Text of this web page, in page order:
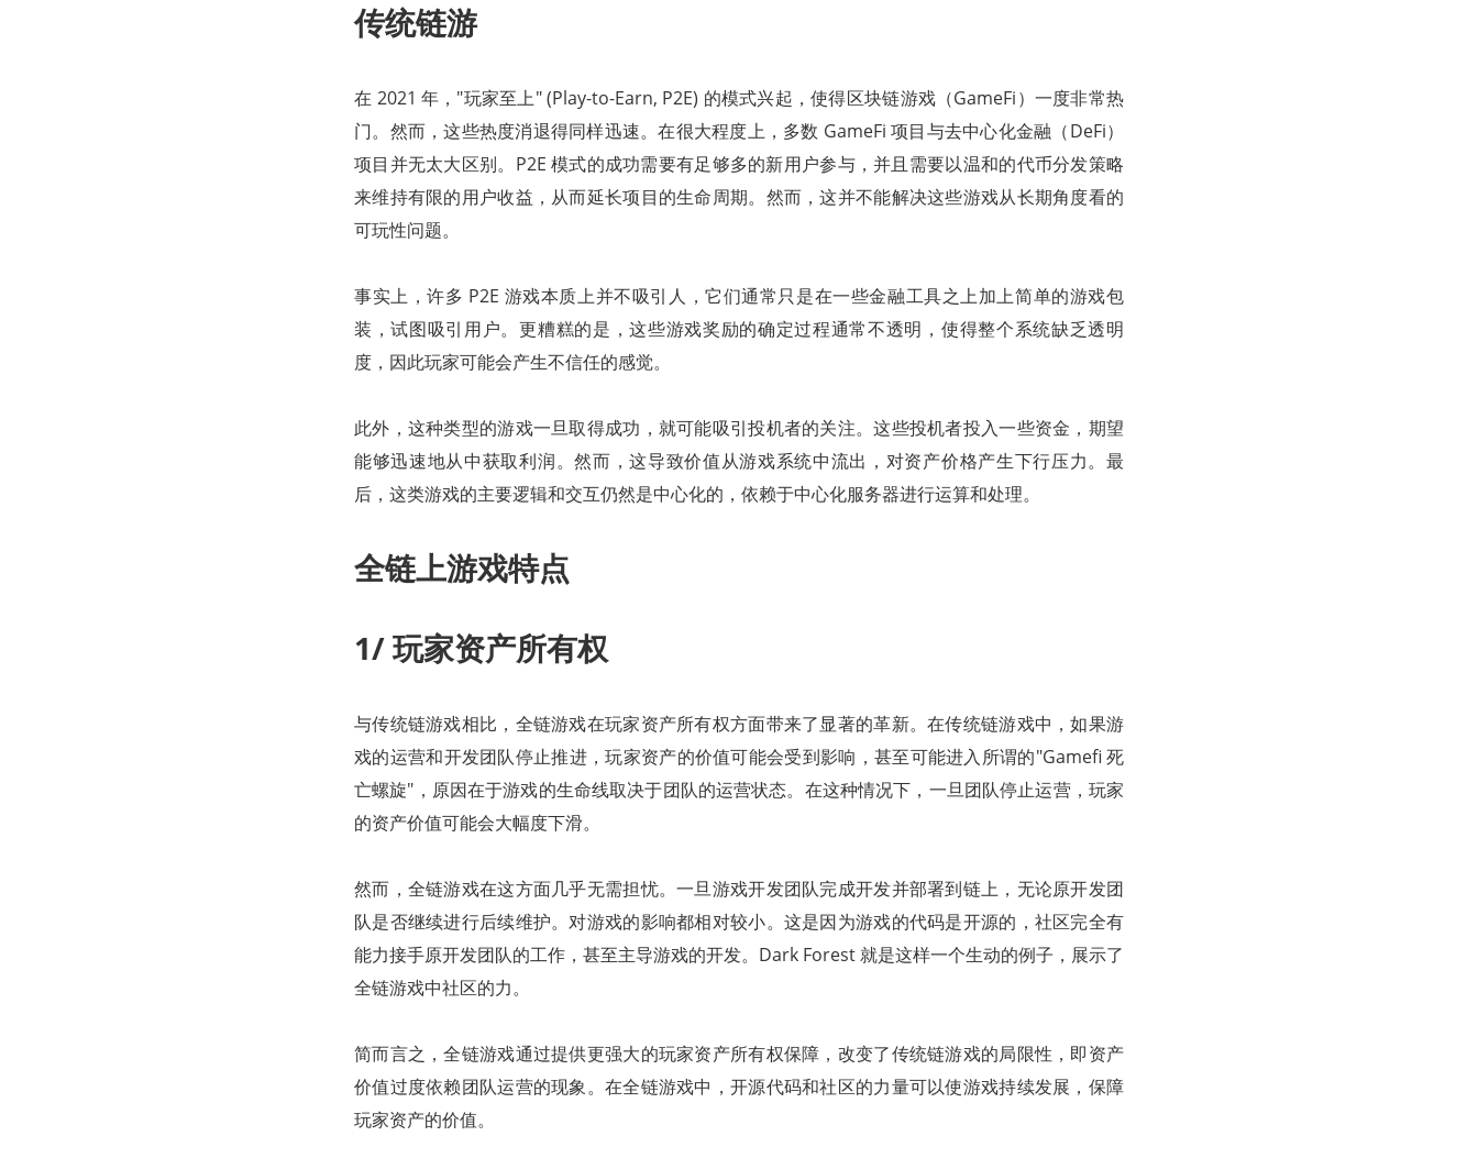
传统链游
在 2021 年，"玩家至上" (Play-to-Earn, P2E) 的模式兴起，使得区块链游戏（GameFi）一度非常热
门。然而，这些热度消退得同样迅速。在很大程度上，多数 GameFi 项目与去中心化金融（DeFi）
项目并无太大区别。P2E 模式的成功需要有足够多的新用户参与，并且需要以温和的代币分发策略
来维持有限的用户收益，从而延长项目的生命周期。然而，这并不能解决这些游戏从长期角度看的
可玩性问题。
事实上，许多 P2E 游戏本质上并不吸引人，它们通常只是在一些金融工具之上加上简单的游戏包
装，试图吸引用户。更糟糕的是，这些游戏奖励的确定过程通常不透明，使得整个系统缺乏透明
度，因此玩家可能会产生不信任的感觉。
此外，这种类型的游戏一旦取得成功，就可能吸引投机者的关注。这些投机者投入一些资金，期望
能够迅速地从中获取利润。然而，这导致价值从游戏系统中流出，对资产价格产生下行压力。最
后，这类游戏的主要逻辑和交互仍然是中心化的，依赖于中心化服务器进行运算和处理。
全链上游戏特点
1/ 玩家资产所有权
与传统链游戏相比，全链游戏在玩家资产所有权方面带来了显著的革新。在传统链游戏中，如果游
戏的运营和开发团队停止推进，玩家资产的价值可能会受到影响，甚至可能进入所谓的"Gamefi 死
亡螺旋"，原因在于游戏的生命线取决于团队的运营状态。在这种情况下，一旦团队停止运营，玩家
的资产价值可能会大幅度下滑。
然而，全链游戏在这方面几乎无需担忧。一旦游戏开发团队完成开发并部署到链上，无论原开发团
队是否继续进行后续维护。对游戏的影响都相对较小。这是因为游戏的代码是开源的，社区完全有
能力接手原开发团队的工作，甚至主导游戏的开发。Dark Forest 就是这样一个生动的例子，展示了
全链游戏中社区的力。
简而言之，全链游戏通过提供更强大的玩家资产所有权保障，改变了传统链游戏的局限性，即资产
价值过度依赖团队运营的现象。在全链游戏中，开源代码和社区的力量可以使游戏持续发展，保障
玩家资产的价值。